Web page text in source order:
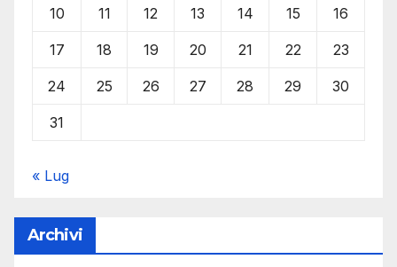
10 11 12 13 14 15 16
17 18 19 20 21 22 23
24 25 26 27 28 29 30
31
« Lug
Archivi